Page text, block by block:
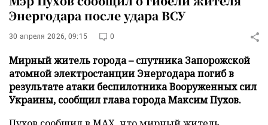
Энергодара после удара ВСУ
30 апреля 2026, 09:15 0
Мирный житель города – спутника Запорожской
атомной электростанции Энергодара погиб в
результате атаки беспилотника Вооруженных сил
Украины, сообщил глава города Максим Пухов.